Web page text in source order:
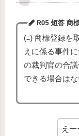
R05 短答 商
(ﾆ) 商標登録を
えに係る事件
の裁判官の合
できる場合はな
え